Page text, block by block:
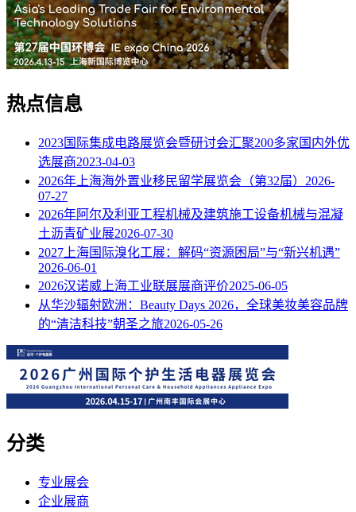
热点信息
2023国际集成电路展览会暨研讨会汇聚200多家国内外优
选展商2023-04-03
2026年上海海外置业移民留学展览会（第32届） 2026-
07-27
2026年阿尔及利亚工程机械及建筑施工设备机械与混凝
土沥青矿业展2026-07-30
2027上海国际溴化工展：解码“资源困局”与“新兴机遇”
2026-06-01
2026汉诺威上海工业联展展商评价2025-06-05
从华沙辐射欧洲：Beauty Days 2026，全球美妆美容品牌
的“清洁科技”朝圣之旅2026-05-26
分类
专业展会
企业展商